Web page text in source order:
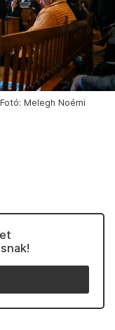
Melegh Noémi